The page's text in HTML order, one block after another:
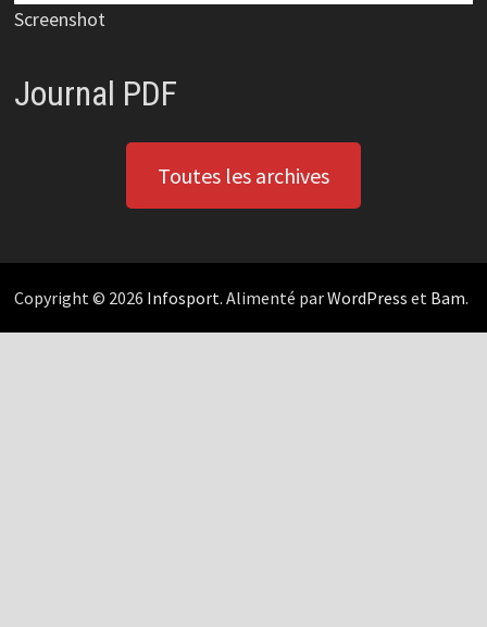
Screenshot
Journal PDF
Toutes les archives
Copyright © 2026 Infosport. Alimenté parWordPress et Bam.